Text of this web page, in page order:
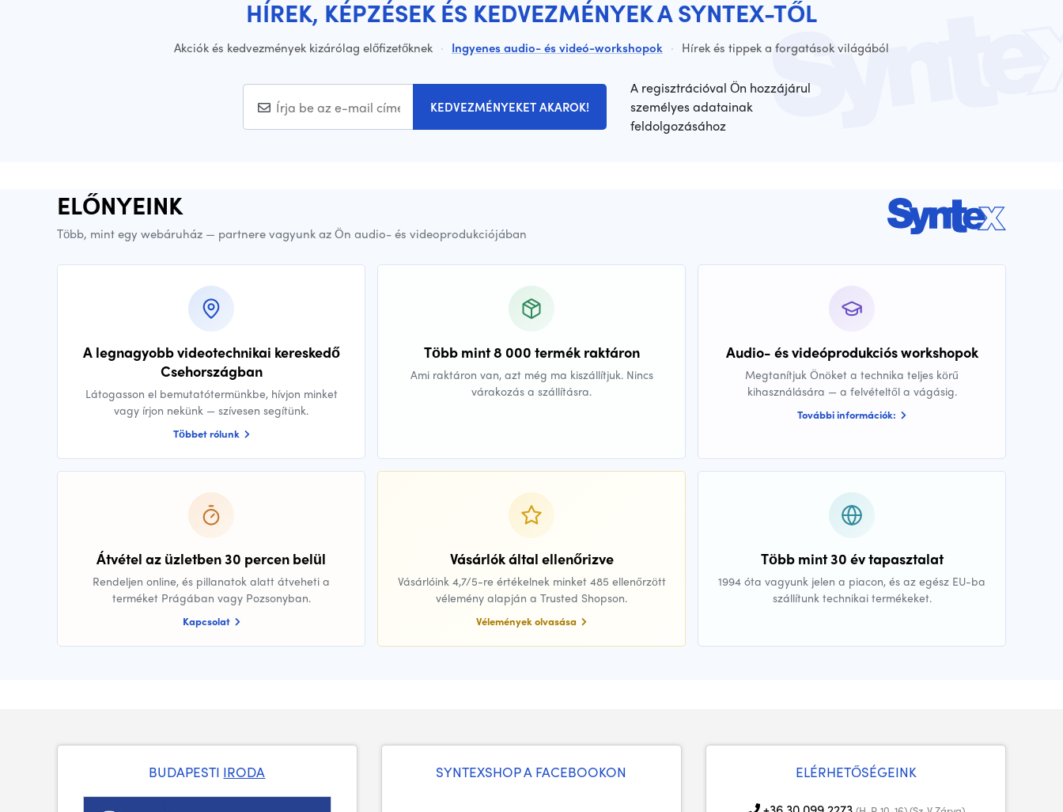
HÍREK, KÉPZÉSEK ÉS KEDVEZMÉNYEK A SYNTEX-TŐL
Akciók és kedvezmények kizárólag előfizetőknek · Ingyenes audio- és videó-workshopok · Hírek és tippek a forgatások világából
KEDVEZMÉNYEKET AKAROK!
A regisztrációval Ön hozzájárul
személyes adatainak
feldolgozásához
ELŐNYEINK
Több, mint egy webáruház — partnere vagyunk az Ön audio- és videoprodukciójában
A legnagyobb videotechnikai kereskedő
Csehországban
Látogasson el bemutatótermünkbe, hívjon minket
vagy írjon nekünk — szívesen segítünk.
Többet rólunk
Több mint 8 000 termék raktáron
Ami raktáron van, azt még ma kiszállítjuk. Nincs
várakozás a szállításra.
Audio- és videóprodukciós workshopok
Megtanítjuk Önöket a technika teljes körű
kihasználására — a felvételtől a vágásig.
További információk:
Átvétel az üzletben 30 percen belül
Rendeljen online, és pillanatok alatt átveheti a
terméket Prágában vagy Pozsonyban.
Kapcsolat
Vásárlók által ellenőrizve
Vásárlóink 4,7/5-re értékelnek minket 485 ellenőrzött
vélemény alapján a Trusted Shopson.
Vélemények olvasása
Több mint 30 év tapasztalat
1994 óta vagyunk jelen a piacon, és az egész EU-ba
szállítunk technikai termékeket.
BUDAPESTI IRODA SYNTEXSHOP A FACEBOOKON ELÉRHETŐSÉGEINK